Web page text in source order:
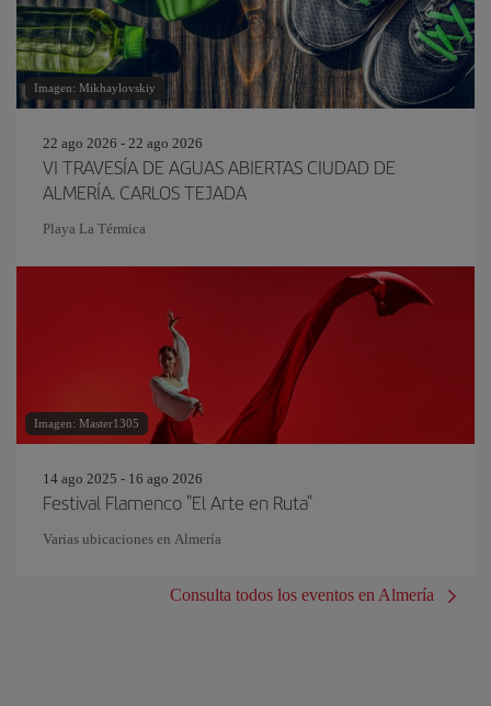
Imagen: Mikhaylovskiy
22 ago 2026 - 22 ago 2026
VI TRAVESÍA DE AGUAS ABIERTAS CIUDAD DE
ALMERÍA. CARLOS TEJADA
Playa La Térmica
Imagen: Master1305
14 ago 2025 - 16 ago 2026
Festival Flamenco "El Arte en Ruta"
Varias ubicaciones en Almería
Consulta todos los eventos en Almería